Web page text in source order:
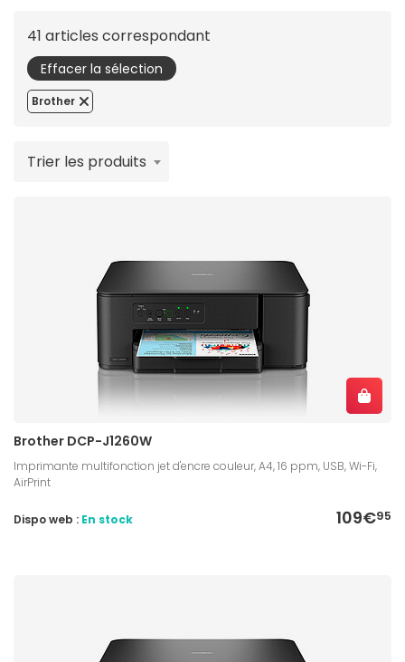
41 articles correspondant
Effacer la sélection
Brother
Trier les produits
Brother DCP-J1260W
Imprimante multifonction jet d'encre couleur, A4, 16 ppm, USB, Wi-Fi,
AirPrint
109€95
Dispo web : En stock